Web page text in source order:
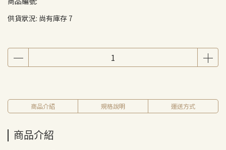
供貨狀況: 尚有庫存 7
商品介紹 規格說明 運送方式
商品介紹